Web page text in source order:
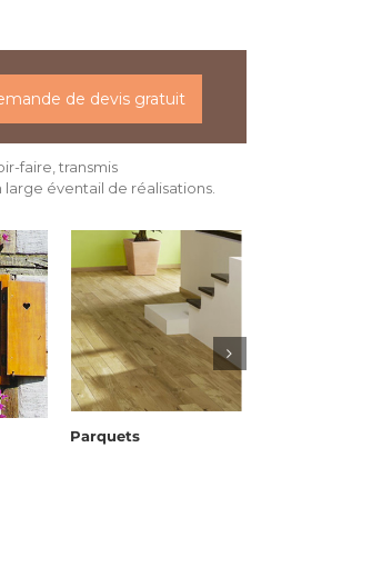
de devis gratuit
faire, transmis
éventail de réalisations.
Parquets